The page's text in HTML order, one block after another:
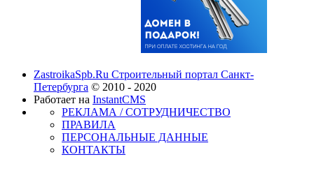
ZastroikaSpb.Ru Строительный портал Санкт-
Петербурга © 2010 - 2020
Работает на InstantCMS
РЕКЛАМА / СОТРУДНИЧЕСТВО
ПРАВИЛА
ПЕРСОНАЛЬНЫЕ ДАННЫЕ
КОНТАКТЫ